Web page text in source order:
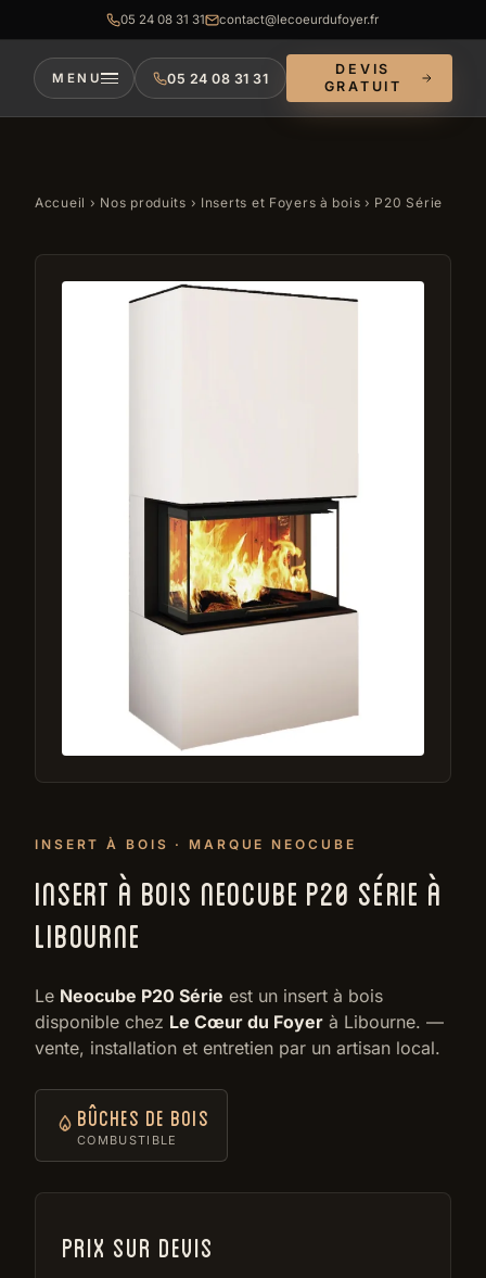
05 24 08 31 31 contact@lecoeurdufoyer.fr
MENU 05 24 08 31 31
DEVIS
GRATUIT
Accueil › Nos produits › Inserts et Foyers à bois › P20 Série
INSERT À BOIS · MARQUE NEOCUBE
INSERT À BOIS NEOCUBE P20 SÉRIE À
LIBOURNE
Le Neocube P20 Série est un insert à bois
disponible chez Le Cœur du Foyer à Libourne. —
vente, installation et entretien par un artisan local.
Bûches de bois
COMBUSTIBLE
Prix sur devis